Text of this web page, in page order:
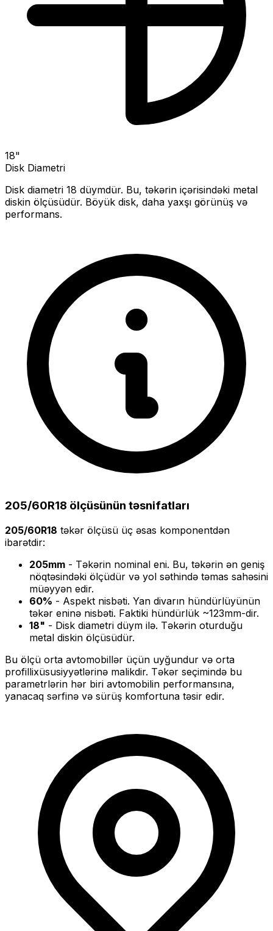
18"
Disk Diametri
Disk diametri 18 düymdür. Bu, təkərin içərisindəki metal
diskin ölçüsüdür. Böyük disk, daha yaxşı görünüş və
performans.
205/60R18 ölçüsünün təsnifatları
205/60R18 təkər ölçüsü üç əsas komponentdən
ibarətdir:
205mm - Təkərin nominal eni. Bu, təkərin ən geniş
nöqtəsindəki ölçüdür və yol səthində təmas sahəsini
müəyyən edir.
60% - Aspekt nisbəti. Yan divarın hündürlüyünün
təkər eninə nisbəti. Faktiki hündürlük ~123mm-dir.
18" - Disk diametri düym ilə. Təkərin oturduğu
metal diskin ölçüsüdür.
Bu ölçü orta avtomobillər üçün uyğundur və orta
profillixüsusiyyətlərinə malikdir. Təkər seçimində bu
parametrlərin hər biri avtomobilin performansına,
yanacaq sərfinə və sürüş komfortuna təsir edir.